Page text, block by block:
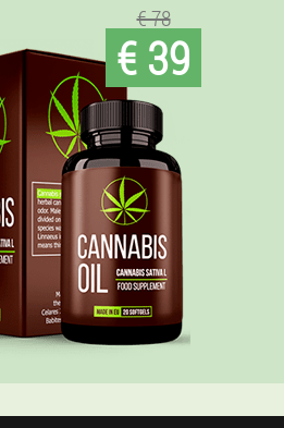
€ 78
€ 39